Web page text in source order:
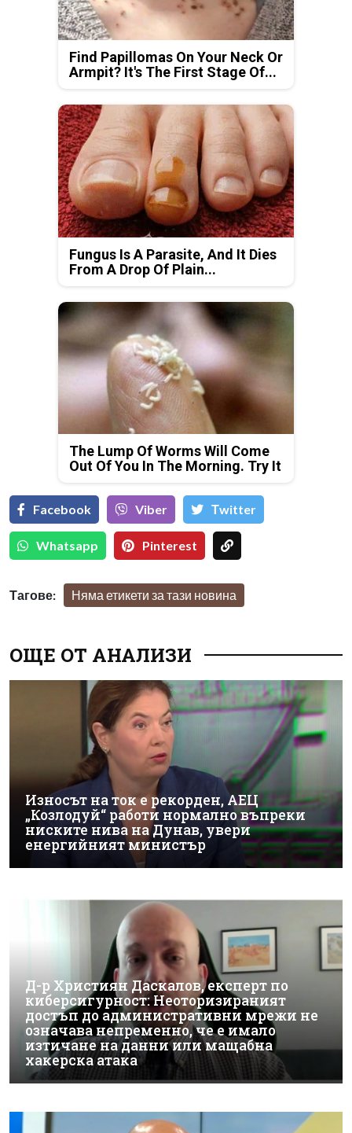
Find Papillomas On Your Neck Or
Armpit? It's The First Stage Of...
Fungus Is A Parasite, And It Dies
From A Drop Of Plain...
The Lump Of Worms Will Come
Out Of You In The Morning. Try It
Facebook Viber Тwitter
Whatsapp Pinterest
Тагове: Няма етикети за тази новина
ОЩЕ ОТ АНАЛИЗИ
Износът на ток е рекорден, АЕЦ
„Козлодуй“ работи нормално въпреки
ниските нива на Дунав, увери
енергийният министър
Д-р Християн Даскалов, експерт по
киберсигурност: Неоторизираният
достъп до административни мрежи не
означава непременно, че е имало
изтичане на данни или мащабна
хакерска атака